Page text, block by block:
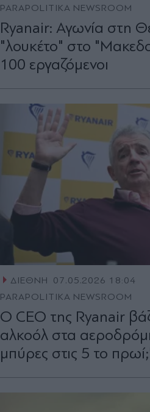
PARAPOLITIKA NEWSROOM
Ryanair: Αγωνία στη
"λουκέτο" στο
100 εργαζόμενοι
ΔΙΕΘΝΗ
07.05.2026 18:04
PARAPOLITIKA NEWSROOM
Ο CEO της Ryanair
αλκοόλ στα
μπύρες στις 5 το